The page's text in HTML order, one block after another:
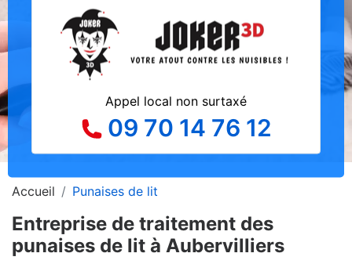
Appel local non surtaxé
09 70 14 76 12
Accueil Punaises de lit
Entreprise de traitement des
punaises de lit à Aubervilliers